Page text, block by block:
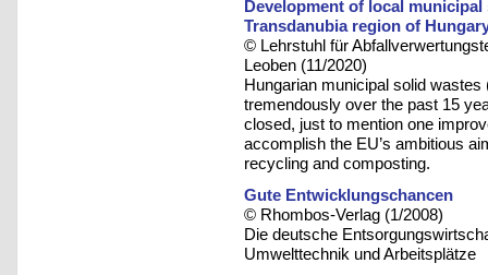
Development of local
Transdanubia region of
© Lehrstuhl für
Leoben (11/2020)
Hungarian municipal solid
tremendously over the past 15
closed, just to mention one
accomplish the EU’s ambitious
recycling and composting.
Gute Entwicklungschancen
© Rhombos-Verlag (1/2008)
Die deutsche
Umwelttechnik und Arbeitsplätze